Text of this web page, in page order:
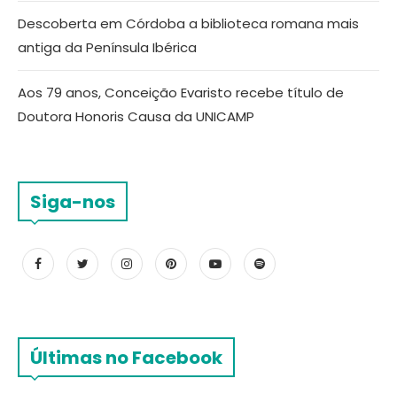
Descoberta em Córdoba a biblioteca romana mais
antiga da Península Ibérica
Aos 79 anos, Conceição Evaristo recebe título de
Doutora Honoris Causa da UNICAMP
Siga-nos
Últimas no Facebook